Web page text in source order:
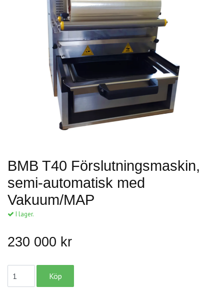
BMB T40 Förslutningsmaskin,
semi-automatisk med
Vakuum/MAP
I lager.
230 000 kr